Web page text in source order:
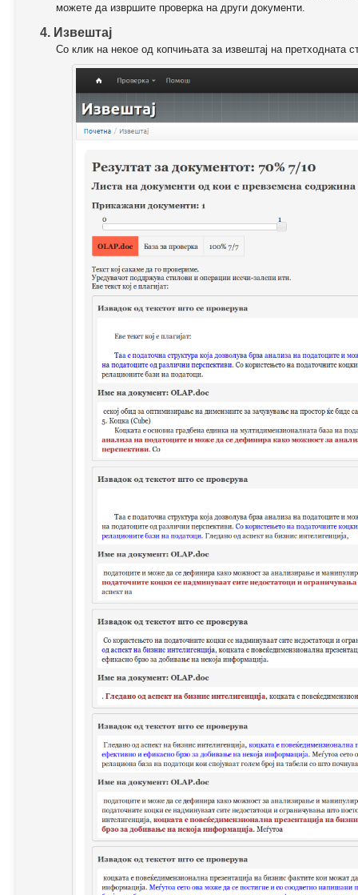
можете да извршите проверка на други документи.
4. Извештај
Со клик на некое од копчињата за извештај на претходната